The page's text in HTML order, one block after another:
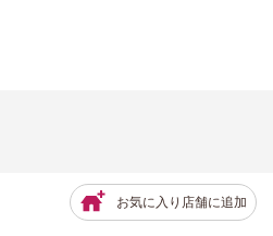
お気に入り店舗に追加